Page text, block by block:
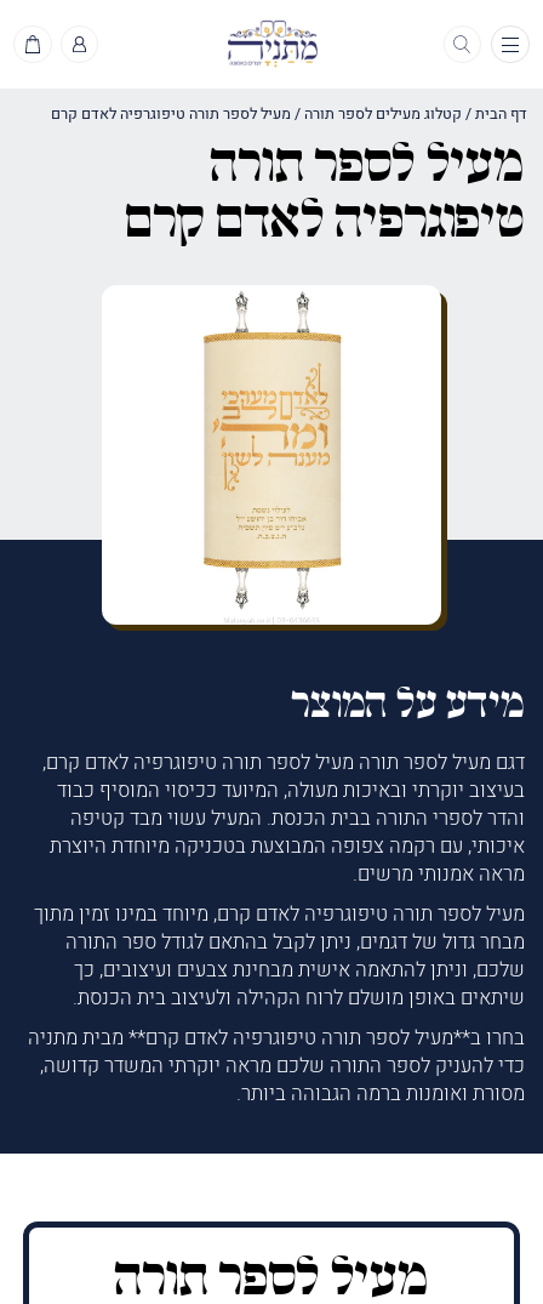
תפריט
דף הבית/ קטלוג מעילים לספר תורה / מעיל לספר תורה טיפוגרפיה לאדם קרם
מעיל לספר תורה
טיפוגרפיה לאדם קרם
מידע על המוצר
דגם מעיל לספר תורה מעיל לספר תורה טיפוגרפיה לאדם קרם,
בעיצוב יוקרתי ובאיכות מעולה, המיועד ככיסוי המוסיף כבוד
והדר לספרי התורה בבית הכנסת. המעיל עשוי מבד קטיפה
איכותי, עם רקמה צפופה המבוצעת בטכניקה מיוחדת היוצרת
מראה אמנותי מרשים.
מעיל לספר תורה טיפוגרפיה לאדם קרם, מיוחד במינו זמין מתוך
מבחר גדול של דגמים, ניתן לקבל בהתאם לגודל ספר התורה
שלכם, וניתן להתאמה אישית מבחינת צבעים ועיצובים, כך
שיתאים באופן מושלם לרוח הקהילה ולעיצוב בית הכנסת.
בחרו ב**מעיל לספר תורה טיפוגרפיה לאדם קרם** מבית מתניה
כדי להעניק לספר התורה שלכם מראה יוקרתי המשדר קדושה,
מסורת ואומנות ברמה הגבוהה ביותר.
מעיל לספר תורה